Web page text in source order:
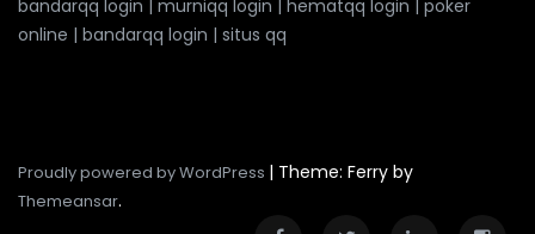
bandarqq login | murniqq login | hematqq login | poker
online | bandarqq login | situs qq
Proudly powered by WordPress | Theme: Ferry by
Themeansar.